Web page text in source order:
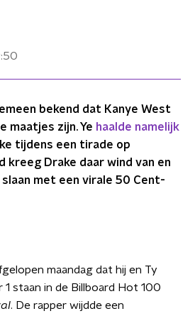
bekend dat Kanye West
maatjes zijn. Ye haalde namelijk
tijdens een tirade op
kreeg Drake daar wind van en
met een virale 50 Cent-
maandag dat hij en Ty
1 staan in de Billboard Hot 100
. De rapper wijdde een